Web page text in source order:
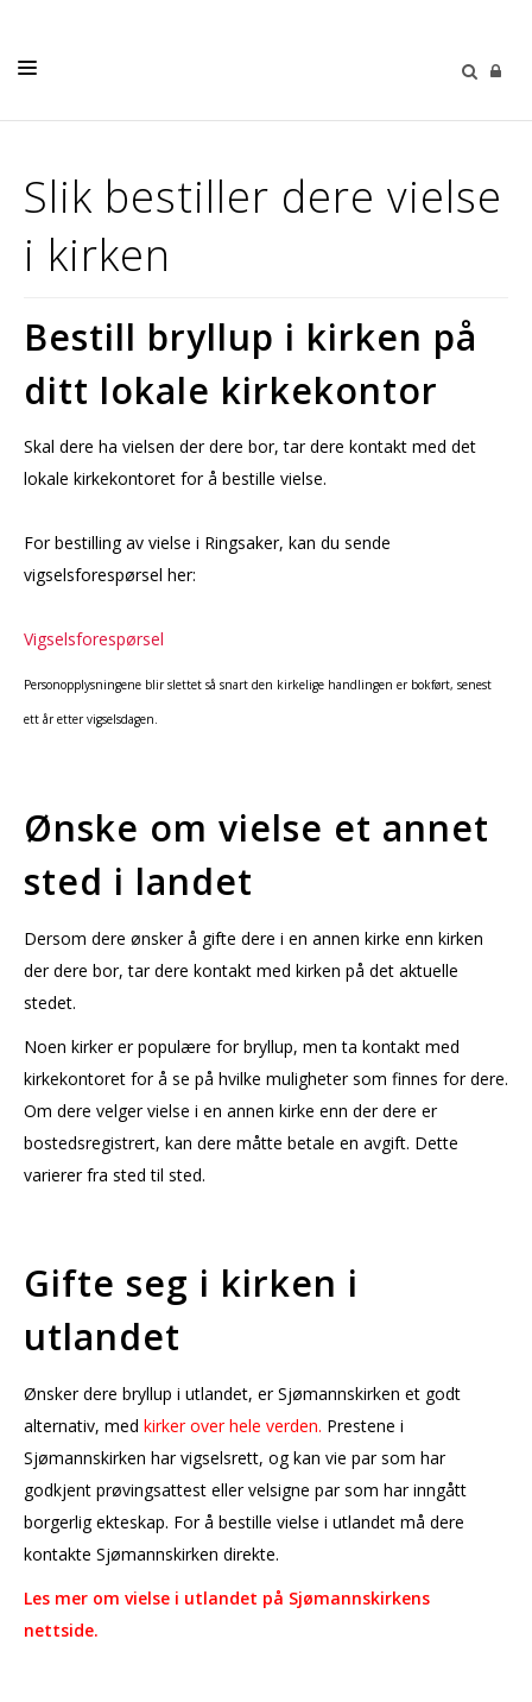
KONFIRMASJON
BRYLLUP
BARN OG UNGE
DIAKONI
MENIGHETSBLAD
Slik bestiller dere vielse
i kirken
Bestill bryllup i kirken på
ditt lokale kirkekontor
Skal dere ha vielsen der dere bor, tar dere kontakt med det
lokale kirkekontoret for å bestille vielse.
For bestilling av vielse i Ringsaker, kan du sende
vigselsforespørsel her:
Vigselsforespørsel
Personopplysningene blir slettet så snart den kirkelige handlingen er bokført, senest
ett år etter vigselsdagen.
Ønske om vielse et annet
sted i landet
Dersom dere ønsker å gifte dere i en annen kirke enn kirken
der dere bor, tar dere kontakt med kirken på det aktuelle
stedet.
Noen kirker er populære for bryllup, men ta kontakt med
kirkekontoret for å se på hvilke muligheter som finnes for dere.
Om dere velger vielse i en annen kirke enn der dere er
bostedsregistrert, kan dere måtte betale en avgift. Dette
varierer fra sted til sted.
Gifte seg i kirken i
utlandet
Ønsker dere bryllup i utlandet, er Sjømannskirken et godt
alternativ, med kirker over hele verden. Prestene i
Sjømannskirken har vigselsrett, og kan vie par som har
godkjent prøvingsattest eller velsigne par som har inngått
borgerlig ekteskap. For å bestille vielse i utlandet må dere
kontakte Sjømannskirken direkte.
Les mer om vielse i utlandet på Sjømannskirkens
nettside.